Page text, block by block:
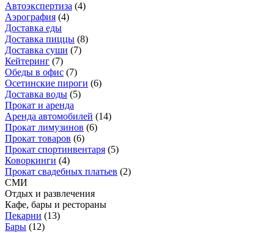
Автоэкспертиза (4)
Аэрография (4)
Доставка еды
Доставка пиццы (8)
Доставка суши (7)
Кейтеринг (7)
Обеды в офис (7)
Осетинские пироги (6)
Доставка воды (5)
Прокат и аренда
Аренда автомобилей (14)
Прокат лимузинов (6)
Прокат товаров (6)
Прокат спортинвентаря (5)
Коворкинги (4)
Прокат свадебных платьев (2)
СМИ
Отдых и развлечения
Кафе, бары и рестораны
Пекарни (13)
Бары (12)